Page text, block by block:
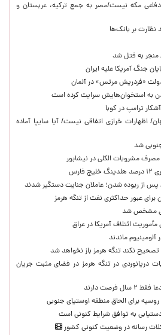
مکه نیست/مصر به جمع ترکیه، عربستان و
بر بانک‌ها
منجر به قتل شد
جنگ آمریکا علیه ایران
«فردریش مرتس» در آلمان
به استخوان‌هایش سرایت کرده است
ترامپ در کوبا
اظهارات خرازی اتفاقی نیست/ آیا سایپا آماده
شد
از ربوده شدن؛ عاملان جنایت دستگیر شدند
برای عبور حداکثری نفت از تنگه هرمز
مشخص شد
مأموریت ائتلاف آمریکا در عراق
ماندند
تصحیح نکند تنگه هرمز باز نخواهد شد
دریانوردی در تنگه هرمز در فضای مثبت جریان
دارند
برای الحاق منطقه اوستیای جنوبی
به توافق شرایط کنونی است
رسانه در وضعیت کنونی کشور